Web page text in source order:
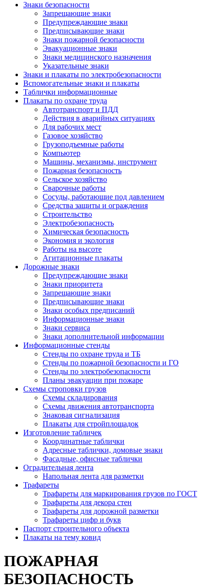
Знаки безопасности
Запрещающие знаки
Предупреждающие знаки
Предписывающие знаки
Знаки пожарной безопасности
Эвакуационные знаки
Знаки медицинского назначения
Указательные знаки
Знаки и плакаты по электробезопасности
Вспомогательные знаки и плакаты
Таблички информационные
Плакаты по охране труда
Автотранспорт и ПДД
Действия в аварийных ситуациях
Для рабочих мест
Газовое хозяйство
Грузоподъемные работы
Компьютер
Машины, механизмы, инструмент
Пожарная безопасность
Сельское хозяйство
Сварочные работы
Сосуды, работающие под давлением
Средства защиты и ограждения
Строительство
Электробезопасность
Химическая безопасность
Экономия и экология
Работы на высоте
Агитационные плакаты
Дорожные знаки
Предупреждающие знаки
Знаки приоритета
Запрещающие знаки
Предписывающие знаки
Знаки особых предписаний
Информационные знаки
Знаки сервиса
Знаки дополнительной информации
Информационные стенды
Стенды по охране труда и ТБ
Стенды по пожарной безопасности и ГО
Стенды по электробезопасности
Планы эвакуации при пожаре
Схемы строповки грузов
Схемы складирования
Схемы движения автотранспорта
Знаковая сигнализация
Плакаты для стройплощадок
Изготовление табличек
Координатные таблички
Адресные таблички, домовые знаки
Фасадные, офисные таблички
Оградительная лента
Напольная лента для разметки
Трафареты
Трафареты для маркирования грузов по ГОСТ
Трафареты для декора стен
Трафареты для дорожной разметки
Трафареты цифр и букв
Паспорт строительного объекта
Плакаты на тему ковид
ПОЖАРНАЯ
БЕЗОПАСНОСТЬ